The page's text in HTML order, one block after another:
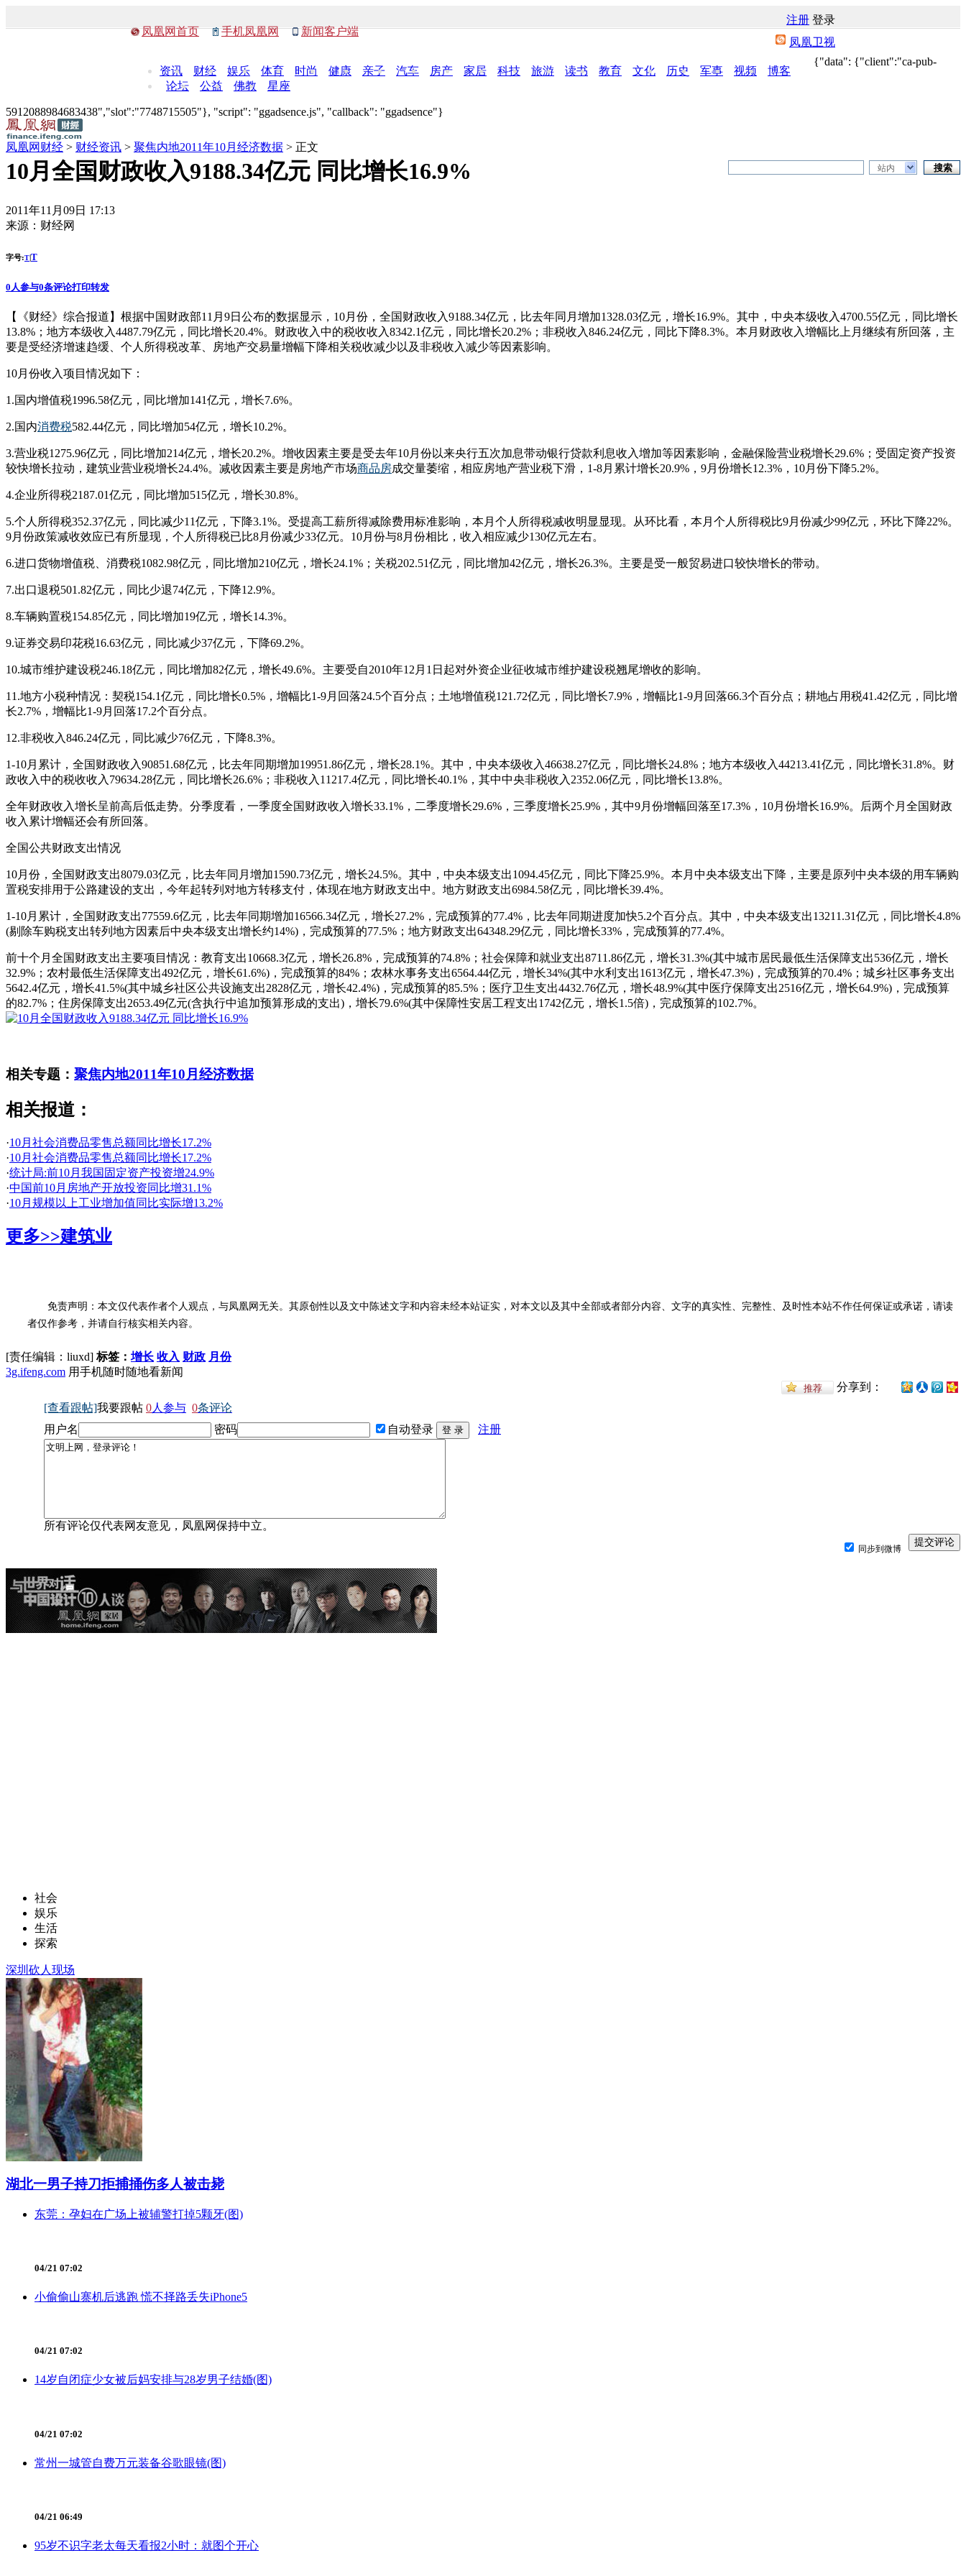
凤凰网首页 手机凤凰网 新闻客户端
注册 登录
凤凰卫视
资讯 财经 娱乐 体育 时尚 健康 亲子 汽车 房产 家居 科技 旅游 读书 教育 文化 历史 军事 视频
博客
论坛
公益 佛教 星座
{"data": {"client":"ca-pub-
5912088984683438","slot":"7748715505"}, "script": "ggadsence.js", "callback": "ggadsence"}
凤凰网财经 > 财经资讯 > 聚焦内地2011年10月经济数据 > 正文
站内
10月全国财政收入9188.34亿元 同比增长16.9%
2011年11月09日 17:13
来源： 财经网
字号:T|T
0 人参与0条评论打印转发
【《财经》综合报道】根据中国财政部11月9日公布的数据显示，10月份，全国财政收入9188.34亿元，比去年同月增加1328.03亿元，增长16.9%。其中，中央本级收入4700.55亿元，同比增长
13.8%；地方本级收入4487.79亿元，同比增长20.4%。财政收入中的税收收入8342.1亿元，同比增长20.2%；非税收入846.24亿元，同比下降8.3%。本月财政收入增幅比上月继续有所回落，主
要是受经济增速趋缓、个人所得税改革、房地产交易量增幅下降相关税收减少以及非税收入减少等因素影响。
10月份收入项目情况如下：
1.国内增值税1996.58亿元，同比增加141亿元，增长7.6%。
2.国内消费税582.44亿元，同比增加54亿元，增长10.2%。
3.营业税1275.96亿元，同比增加214亿元，增长20.2%。增收因素主要是受去年10月份以来央行五次加息带动银行贷款利息收入增加等因素影响，金融保险营业税增长29.6%；受固定资产投资
较快增长拉动，建筑业营业税增长24.4%。减收因素主要是房地产市场商品房成交量萎缩，相应房地产营业税下滑，1-8月累计增长20.9%，9月份增长12.3%，10月份下降5.2%。
4.企业所得税2187.01亿元，同比增加515亿元，增长30.8%。
5.个人所得税352.37亿元，同比减少11亿元，下降3.1%。受提高工薪所得减除费用标准影响，本月个人所得税减收明显显现。从环比看，本月个人所得税比9月份减少99亿元，环比下降22%。
9月份政策减收效应已有所显现，个人所得税已比8月份减少33亿元。10月份与8月份相比，收入相应减少130亿元左右。
6.进口货物增值税、消费税1082.98亿元，同比增加210亿元，增长24.1%；关税202.51亿元，同比增加42亿元，增长26.3%。主要是受一般贸易进口较快增长的带动。
7.出口退税501.82亿元，同比少退74亿元，下降12.9%。
8.车辆购置税154.85亿元，同比增加19亿元，增长14.3%。
9.证券交易印花税16.63亿元，同比减少37亿元，下降69.2%。
10.城市维护建设税246.18亿元，同比增加82亿元，增长49.6%。主要受自2010年12月1日起对外资企业征收城市维护建设税翘尾增收的影响。
11.地方小税种情况：契税154.1亿元，同比增长0.5%，增幅比1-9月回落24.5个百分点；土地增值税121.72亿元，同比增长7.9%，增幅比1-9月回落66.3个百分点；耕地占用税41.42亿元，同比增
长2.7%，增幅比1-9月回落17.2个百分点。
12.非税收入846.24亿元，同比减少76亿元，下降8.3%。
1-10月累计，全国财政收入90851.68亿元，比去年同期增加19951.86亿元，增长28.1%。其中，中央本级收入46638.27亿元，同比增长24.8%；地方本级收入44213.41亿元，同比增长31.8%。财
政收入中的税收收入79634.28亿元，同比增长26.6%；非税收入11217.4亿元，同比增长40.1%，其中中央非税收入2352.06亿元，同比增长13.8%。
全年财政收入增长呈前高后低走势。分季度看，一季度全国财政收入增长33.1%，二季度增长29.6%，三季度增长25.9%，其中9月份增幅回落至17.3%，10月份增长16.9%。后两个月全国财政
收入累计增幅还会有所回落。
全国公共财政支出情况
10月份，全国财政支出8079.03亿元，比去年同月增加1590.73亿元，增长24.5%。其中，中央本级支出1094.45亿元，同比下降25.9%。本月中央本级支出下降，主要是原列中央本级的用车辆购
置税安排用于公路建设的支出，今年起转列对地方转移支付，体现在地方财政支出中。地方财政支出6984.58亿元，同比增长39.4%。
1-10月累计，全国财政支出77559.6亿元，比去年同期增加16566.34亿元，增长27.2%，完成预算的77.4%，比去年同期进度加快5.2个百分点。其中，中央本级支出13211.31亿元，同比增长4.8%
(剔除车购税支出转列地方因素后中央本级支出增长约14%)，完成预算的77.5%；地方财政支出64348.29亿元，同比增长33%，完成预算的77.4%。
前十个月全国财政支出主要项目情况：教育支出10668.3亿元，增长26.8%，完成预算的74.8%；社会保障和就业支出8711.86亿元，增长31.3%(其中城市居民最低生活保障支出536亿元，增长
32.9%；农村最低生活保障支出492亿元，增长61.6%)，完成预算的84%；农林水事务支出6564.44亿元，增长34%(其中水利支出1613亿元，增长47.3%)，完成预算的70.4%；城乡社区事务支出
5642.4亿元，增长41.5%(其中城乡社区公共设施支出2828亿元，增长42.4%)，完成预算的85.5%；医疗卫生支出4432.76亿元，增长48.9%(其中医疗保障支出2516亿元，增长64.9%)，完成预算
的82.7%；住房保障支出2653.49亿元(含执行中追加预算形成的支出)，增长79.6%(其中保障性安居工程支出1742亿元，增长1.5倍)，完成预算的102.7%。
相关专题： 聚焦内地2011年10月经济数据
相关报道：
·10月社会消费品零售总额同比增长17.2%
·10月社会消费品零售总额同比增长17.2%
·统计局:前10月我国固定资产投资增24.9%
·中国前10月房地产开放投资同比增31.1%
·10月规模以上工业增加值同比实际增13.2%
更多>>建筑业
免责声明：本文仅代表作者个人观点，与凤凰网无关。其原创性以及文中陈述文字和内容未经本站证实，对本文以及其中全部或者部分内容、文字的真实性、完整性、及时性本站不作任何保证或承诺，请读
者仅作参考，并请自行核实相关内容。
[责任编辑：liuxd] 标签： 增长 收入 财政 月份
3g.ifeng.com 用手机随时随地看新闻
分享到：
[查看跟帖]我要跟帖 0人参与 0条评论
用户名
密码 自动登录 注册
所有评论仅代表网友意见，凤凰网保持中立。
同步到微博
社会
娱乐
生活
探索
深圳砍人现场
湖北一男子持刀拒捕捅伤多人被击毙
东莞：孕妇在广场上被辅警打掉5颗牙(图)
04/21 07:02
小偷偷山寨机后逃跑 慌不择路丢失iPhone5
04/21 07:02
14岁自闭症少女被后妈安排与28岁男子结婚(图)
04/21 07:02
常州一城管自费万元装备谷歌眼镜(图)
04/21 06:49
95岁不识字老太每天看报2小时：就图个开心